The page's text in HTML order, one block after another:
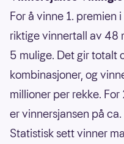
For å vinne 1. premien
riktige vinnertall av 48
5 mulige. Det gir totalt
kombinasjoner, og
millioner per rekke.
er vinnersjansen på
Statistisk sett vinner